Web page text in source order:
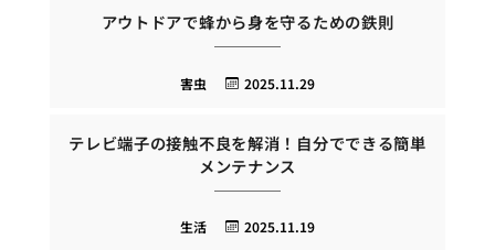
アウトドアで蜂から身を守るための鉄則
2025.11.29
害虫
テレビ端子の接触不良を解消！自分でできる簡単
メンテナンス
2025.11.19
生活